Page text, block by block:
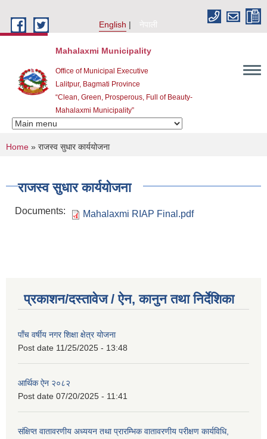
English
नेपाली
Mahalaxmi Municipality
Office of Municipal Executive
Lalitpur, Bagmati Province
“Clean, Green, Prosperous, Full of Beauty-
Mahalaxmi Municipality”
You are here
Home » राजस्व सुधार कार्ययोजना
राजस्व सुधार कार्ययोजना
Documents: Mahalaxmi RIAP Final.pdf
प्रकाशन/दस्तावेज / ऐन, कानुन तथा निर्देशिका
पाँच वर्षीय नगर शिक्षा क्षेत्र योजना
Post date 11/25/2025 - 13:48
आर्थिक ऐन २०८२
Post date 07/20/2025 - 11:41
संक्षिप्त वातावरणीय अध्ययन तथा प्रारम्भिक वातावरणीय परीक्षण कार्यविधि,